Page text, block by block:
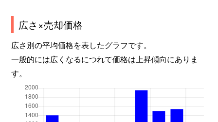
広さ×売却価格
広さ別の平均価格を表したグラフです。
一般的には広くなるにつれて価格は上昇傾向にありま
す。